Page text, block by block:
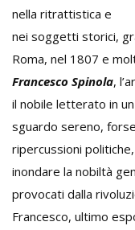
nella ritrattistica e
nei soggetti storici,
Roma, nel 1807 e
Francesco Spinola,
il nobile letterato in
sguardo sereno,
ripercussioni
inondare la nobiltà
provocati dalla
Francesco, ultimo